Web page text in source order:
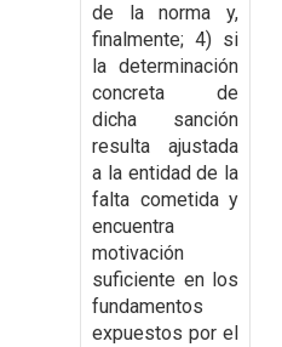
de la norma y,
finalmente; 4) si
la determinación
concreta de
dicha sanción
resulta ajustada
a la entidad de la
falta cometida y
encuentra
motivación
suficiente en los
fundamentos
expuestos por el